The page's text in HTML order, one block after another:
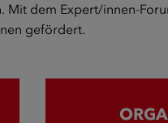
Mit dem Expert/innen-
gefördert.